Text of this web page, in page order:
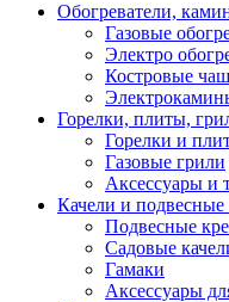
Обогреватели,
Газовые
Электро
Костровые
Горелки, плиты,
Горелки и
Газовые грили
Аксессуары и
Качели и подвесные
Подвесные
Садовые
Гамаки
Аксессуары